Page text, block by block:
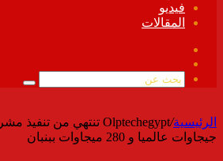
فيديو
المقالات
الموقع
بحث
الرئيسية/
جيجاوات عالميا و 280 ميجاوات ببنبان